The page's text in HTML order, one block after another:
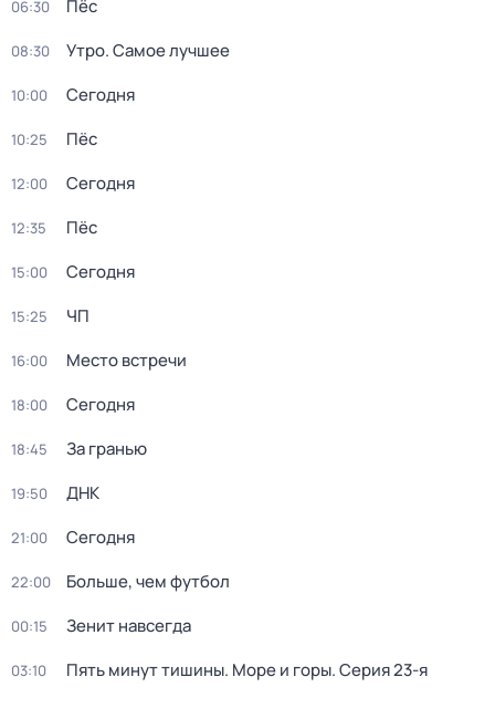
06:30 Пёс
08:30 Утро. Самое лучшее
10:00 Сегодня
10:25 Пёс
12:00 Сегодня
12:35 Пёс
15:00 Сегодня
15:25 ЧП
16:00 Место встречи
18:00 Сегодня
18:45 За гранью
19:50 ДНК
21:00 Сегодня
22:00 Больше, чем футбол
00:15 Зенит навсегда
03:10 Пять минут тишины. Море и горы. Серия 23-я